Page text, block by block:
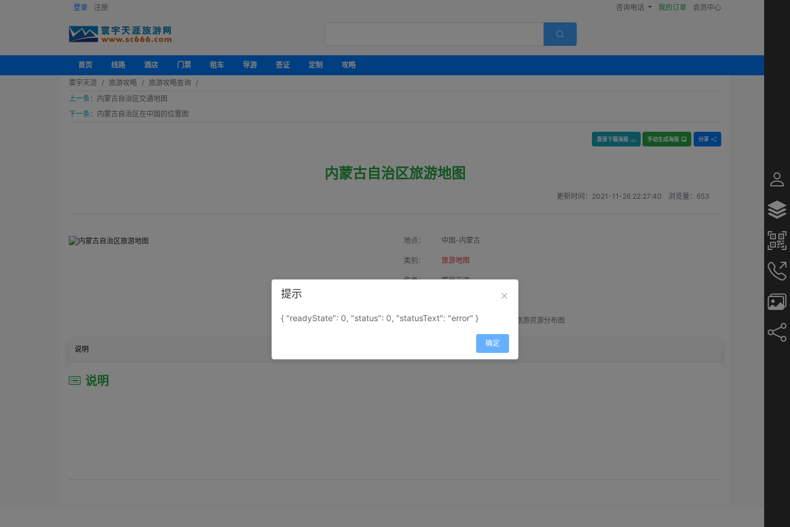
登录 注册 咨询电话 我的订单 会员中心
首页 线路 酒店 门票 租车 导游 签证 定制
攻略
寰宇天涯
旅游攻略
旅游攻略查询
上一条： 内蒙古自治区交通地图
下一条： 内蒙古自治区在中国的位置图
直接下载海报 手动生成海报 分享
内蒙古自治区旅游地图
更新时间： 2021-11-26 22:27:40 浏览量： 653
地点： 中国-内蒙古
类别： 旅游地图
作者： 寰宇天涯
属性： 地图属性： 地图类型-旅游资源分布图
说明
说明
提示
{ "readyState": 0, "status": 0, "statusText": "error" }
确定